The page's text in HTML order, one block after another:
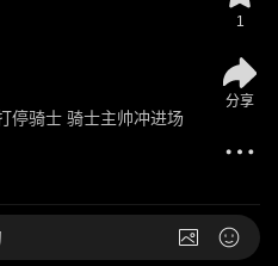
停骑士 骑士主帅冲进场
1
分享